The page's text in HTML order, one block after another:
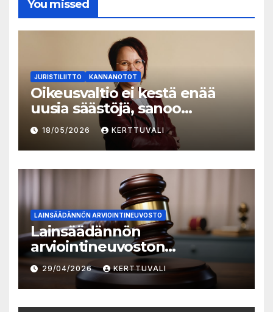
You missed
JURISTILIITTO KANNANOTOT
Oikeusvaltio ei kestä enää
uusia säästöjä, sanoo
Juristiliiton uusi
toiminnanjohtaja
18/05/2026 KERTTUVALI
LAINSÄÄDÄNNÖN ARVIOINTINEUVOSTO
Lainsäädännön
arviointineuvoston
vuosikatsaus 2025:
lainvalmistelun
vaikutusarvioinnin taso
parantunut
29/04/2026 KERTTUVALI